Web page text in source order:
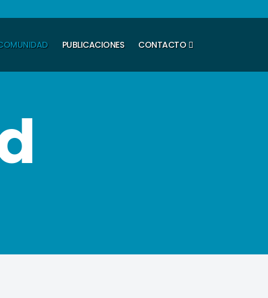
PUBLICACIONES CONTACTO